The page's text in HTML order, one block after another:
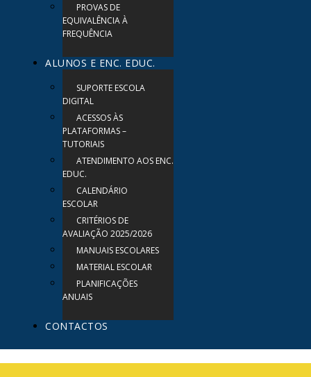
PROVAS DE
EQUIVALÊNCIA À
FREQUÊNCIA
ALUNOS E ENC. EDUC.
SUPORTE ESCOLA
DIGITAL
ACESSOS ÀS
PLATAFORMAS –
TUTORIAIS
ATENDIMENTO AOS ENC.
EDUC.
CALENDÁRIO
ESCOLAR
CRITÉRIOS DE
AVALIAÇÃO 2025/2026
MANUAIS ESCOLARES
MATERIAL ESCOLAR
PLANIFICAÇÕES
ANUAIS
CONTACTOS